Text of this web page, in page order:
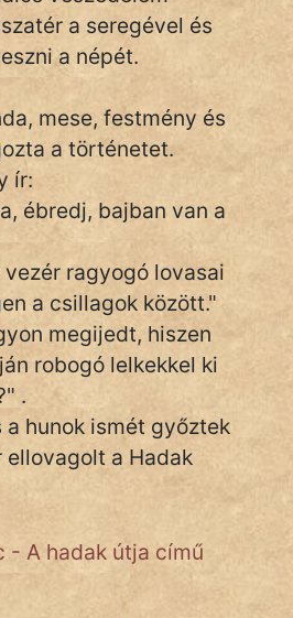
a seregével és
a népét.
mese, festmény és
a történetet.
ír:
ébredj, bajban van a
vezér ragyogó lovasai
a csillagok között."
megijedt, hiszen
robogó lelkekkel ki
.
a hunok ismét győztek
ellovagolt a Hadak
- A hadak útja című